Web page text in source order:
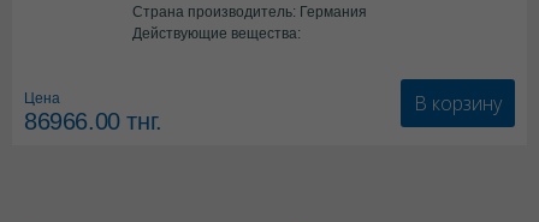
Страна производитель: Германия
Действующие вещества:
Цена
86966.00тнг.
В корзину